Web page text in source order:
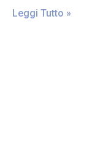
Leggi Tutto »